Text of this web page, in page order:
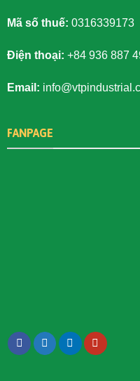
Mã số thuế: 0316339173
Điện thoại: +84 936 887
Email:
FANPAGE